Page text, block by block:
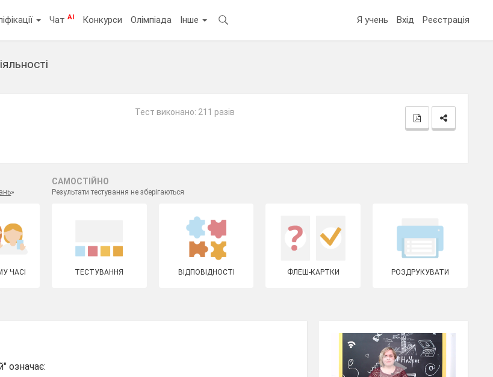
ЧатAI Конкурси Олімпіада Інше Я учень Вхід Реєстрація
Тест виконано: 211 разів
»
САМОСТІЙНО
Результати тестування не зберігаються
ЧАСІ ТЕСТУВАННЯ ВІДПОВІДНОСТІ ФЛЕШ-КАРТКИ РОЗДРУКУВАТИ
означає: